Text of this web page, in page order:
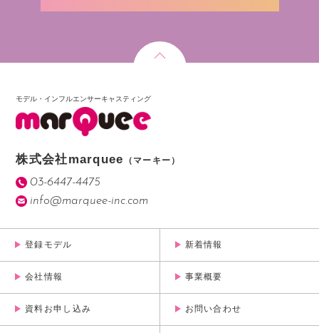
モデル・インフルエンサーキャスティング
株式会社marquee （マーキー）
03-6447-4475
info@marquee-inc.com
登録モデル 新着情報
会社情報 事業概要
資料お申し込み お問い合わせ